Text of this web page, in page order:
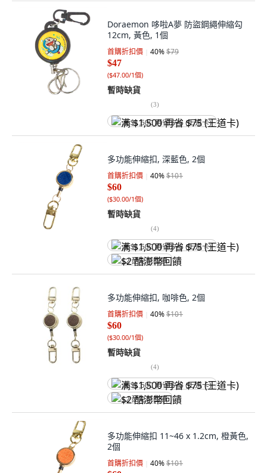
Doraemon 哆啦A夢 防盜鋼繩伸縮勾
12cm, 黃色, 1個
首購折扣價 40%$79
$47
($47.00/1個)
暫時缺貨
(3)
满 $1,500 再省 $75 (王道卡)
多功能伸縮扣, 深藍色, 2個
首購折扣價 40%$101
$60
($30.00/1個)
暫時缺貨
(4)
满 $1,500 再省 $75 (王道卡)
$2 酷澎幣回饋
多功能伸縮扣, 咖啡色, 2個
首購折扣價 40%$101
$60
($30.00/1個)
暫時缺貨
(4)
满 $1,500 再省 $75 (王道卡)
$2 酷澎幣回饋
多功能伸縮扣 11~46 x 1.2cm, 橙黃色,
2個
首購折扣價 40%$101